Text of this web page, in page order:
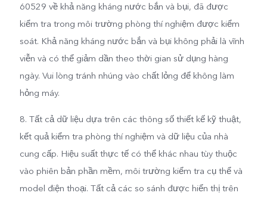
60529 về khả năng kháng nước bắn và bụi, đã được
kiểm tra trong môi trường phòng thí nghiệm được kiểm
soát. Khả năng kháng nước bắn và bụi không phải là vĩnh
viễn và có thể giảm dần theo thời gian sử dụng hàng
ngày. Vui lòng tránh nhúng vào chất lỏng để không làm
hỏng máy.
8. Tất cả dữ liệu dựa trên các thông số thiết kế kỹ thuật,
kết quả kiểm tra phòng thí nghiệm và dữ liệu của nhà
cung cấp. Hiệu suất thực tế có thể khác nhau tùy thuộc
vào phiên bản phần mềm, môi trường kiểm tra cụ thể và
model điện thoại. Tất cả các so sánh được hiển thị trên